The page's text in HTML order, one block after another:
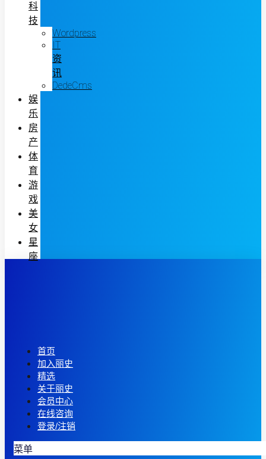
科
技
Wordpress
IT
资
讯
DedeCms
娱
乐
房
产
体
育
游
戏
美
女
星
座
首页
加入丽史
精选
关于丽史
会员中心
在线咨询
登录/注销
菜单